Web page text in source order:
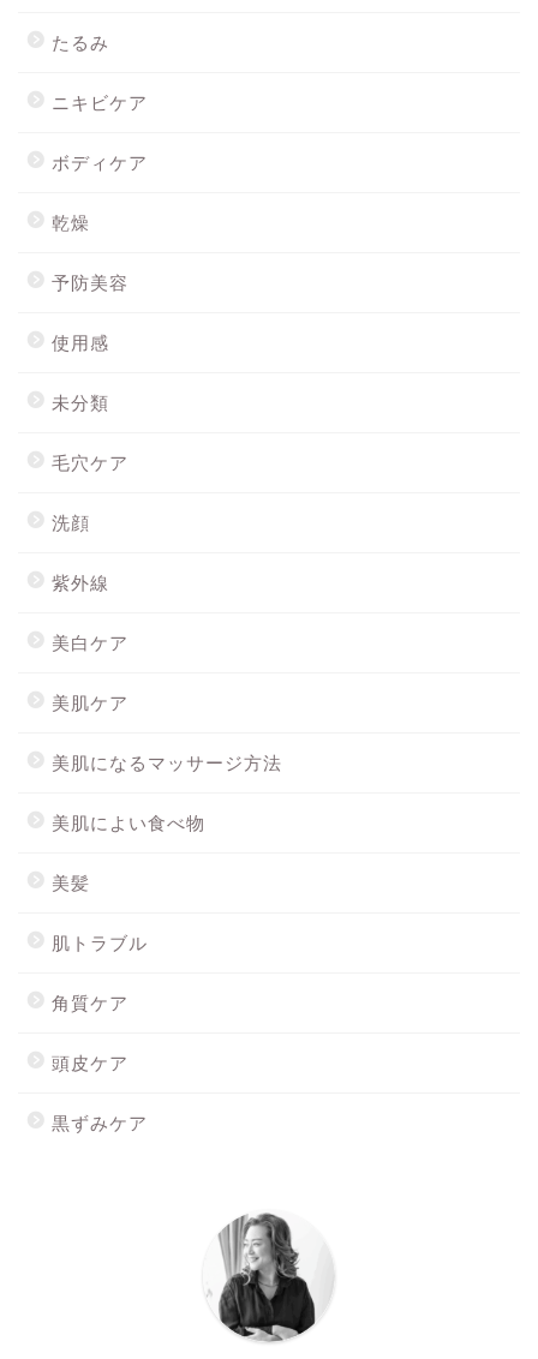
たるみ
ニキビケア
ボディケア
乾燥
予防美容
使用感
未分類
毛穴ケア
洗顔
紫外線
美白ケア
美肌ケア
美肌になるマッサージ方法
美肌によい食べ物
美髪
肌トラブル
角質ケア
頭皮ケア
黒ずみケア
Mionを購入する
スキンウォーターを購入す